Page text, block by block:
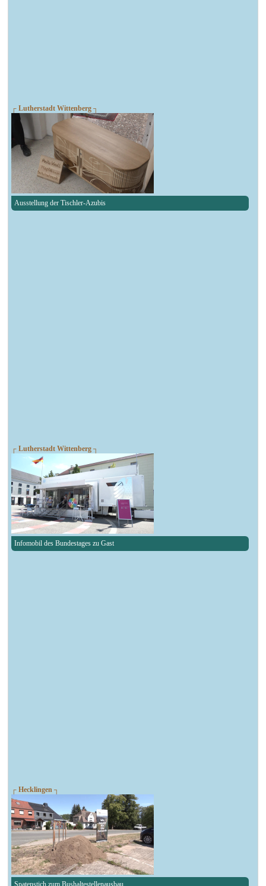
┌ Lutherstadt Wittenberg ┐
Ausstellung der Tischler-Azubis
┌ Lutherstadt Wittenberg ┐
Infomobil des Bundestages zu Gast
┌ Hecklingen ┐
Spatenstich zum Bushaltestellenausbau